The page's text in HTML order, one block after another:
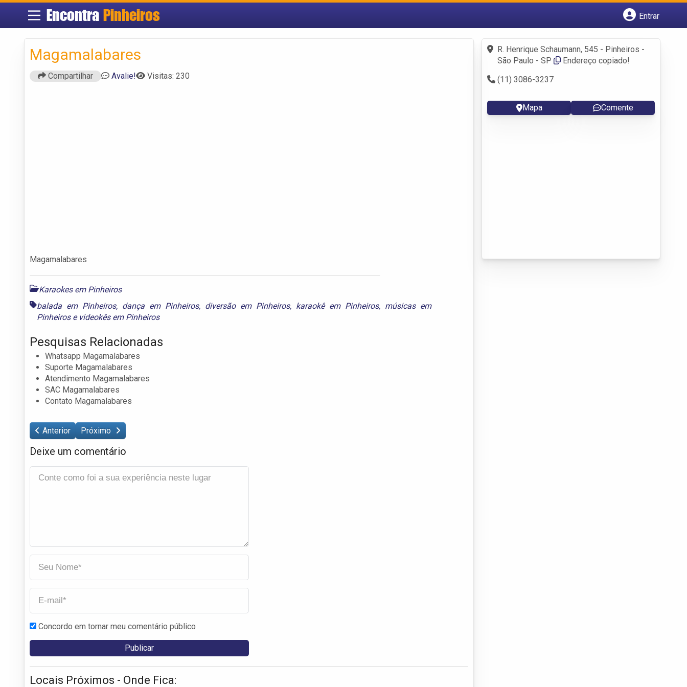
Encontra Pinheiros
Entrar
Fazer login
Criar conta
Magamalabares
Compartilhar Avalie! Visitas: 230
Magamalabares
Karaokes em Pinheiros
balada em Pinheiros, dança em Pinheiros, diversão em Pinheiros, karaokê em Pinheiros, músicas em
Pinheirose videokês em Pinheiros
Pesquisas Relacionadas
Whatsapp Magamalabares
Suporte Magamalabares
Atendimento Magamalabares
SAC Magamalabares
Contato Magamalabares
Anterior Próximo
Deixe um comentário
Concordo em tornar meu comentário público
Locais Próximos - Onde Fica:
R. Henrique Schaumann, 545 - Pinheiros -
São Paulo - SP
Endereço copiado!
(11) 3086-3237
Mapa Comente